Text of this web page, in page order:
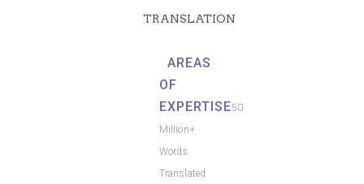
TRANSLATION
AREAS
OF
EXPERTISE50
Million+
Words
Translated